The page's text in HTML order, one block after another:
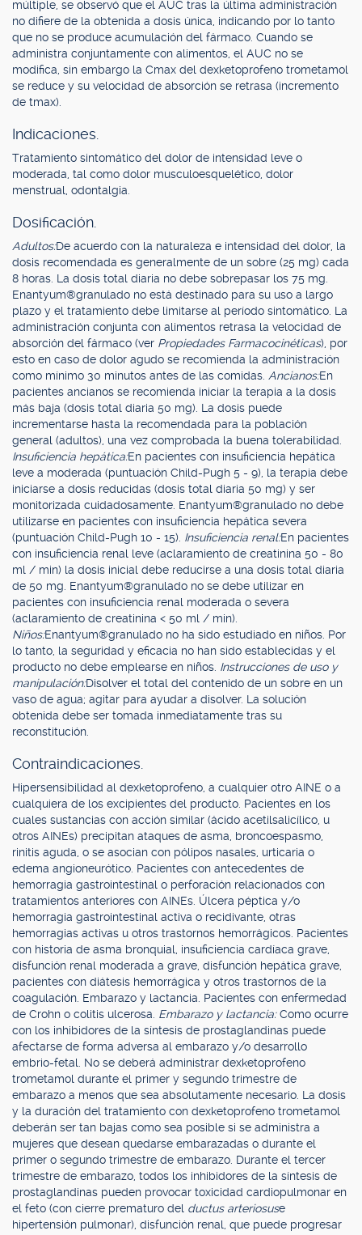
múltiple, se observó que el AUC tras la última administración
no difiere de la obtenida a dosis única, indicando por lo tanto
que no se produce acumulación del fármaco. Cuando se
administra conjuntamente con alimentos, el AUC no se
modifica, sin embargo la Cmax del dexketoprofeno trometamol
se reduce y su velocidad de absorción se retrasa (incremento
de tmax).
Indicaciones.
Tratamiento sintomático del dolor de intensidad leve o
moderada, tal como dolor musculoesquelético, dolor
menstrual, odontalgia.
Dosificación.
Adultos:De acuerdo con la naturaleza e intensidad del dolor, la
dosis recomendada es generalmente de un sobre (25 mg) cada
8 horas. La dosis total diaria no debe sobrepasar los 75 mg.
Enantyum®granulado no está destinado para su uso a largo
plazo y el tratamiento debe limitarse al período sintomático. La
administración conjunta con alimentos retrasa la velocidad de
absorción del fármaco (ver Propiedades Farmacocinéticas), por
esto en caso de dolor agudo se recomienda la administración
como mínimo 30 minutos antes de las comidas. Ancianos:En
pacientes ancianos se recomienda iniciar la terapia a la dosis
más baja (dosis total diaria 50 mg). La dosis puede
incrementarse hasta la recomendada para la población
general (adultos), una vez comprobada la buena tolerabilidad.
Insuficiencia hepática:En pacientes con insuficiencia hepática
leve a moderada (puntuación Child-Pugh 5 - 9), la terapia debe
iniciarse a dosis reducidas (dosis total diaria 50 mg) y ser
monitorizada cuidadosamente. Enantyum®granulado no debe
utilizarse en pacientes con insuficiencia hepática severa
(puntuación Child-Pugh 10 - 15). Insuficiencia renal:En pacientes
con insuficiencia renal leve (aclaramiento de creatinina 50 - 80
ml / min) la dosis inicial debe reducirse a una dosis total diaria
de 50 mg. Enantyum®granulado no se debe utilizar en
pacientes con insuficiencia renal moderada o severa
(aclaramiento de creatinina < 50 ml / min).
Niños:Enantyum®granulado no ha sido estudiado en niños. Por
lo tanto, la seguridad y eficacia no han sido establecidas y el
producto no debe emplearse en niños. Instrucciones de uso y
manipulación:Disolver el total del contenido de un sobre en un
vaso de agua; agitar para ayudar a disolver. La solución
obtenida debe ser tomada inmediatamente tras su
reconstitución.
Contraindicaciones.
Hipersensibilidad al dexketoprofeno, a cualquier otro AINE o a
cualquiera de los excipientes del producto. Pacientes en los
cuales sustancias con acción similar (ácido acetilsalicílico, u
otros AINEs) precipitan ataques de asma, broncoespasmo,
rinitis aguda, o se asocian con pólipos nasales, urticaria o
edema angioneurótico. Pacientes con antecedentes de
hemorragia gastrointestinal o perforación relacionados con
tratamientos anteriores con AINEs. Úlcera péptica y/o
hemorragia gastrointestinal activa o recidivante, otras
hemorragias activas u otros trastornos hemorrágicos. Pacientes
con historia de asma bronquial, insuficiencia cardíaca grave,
disfunción renal moderada a grave, disfunción hepática grave,
pacientes con diátesis hemorrágica y otros trastornos de la
coagulación. Embarazo y lactancia. Pacientes con enfermedad
de Crohn o colitis ulcerosa. Embarazo y lactancia:Como ocurre
con los inhibidores de la síntesis de prostaglandinas puede
afectarse de forma adversa al embarazo y/o desarrollo
embrio-fetal. No se deberá administrar dexketoprofeno
trometamol durante el primer y segundo trimestre de
embarazo a menos que sea absolutamente necesario. La dosis
y la duración del tratamiento con dexketoprofeno trometamol
deberán ser tan bajas como sea posible si se administra a
mujeres que desean quedarse embarazadas o durante el
primer o segundo trimestre de embarazo. Durante el tercer
trimestre de embarazo, todos los inhibidores de la síntesis de
prostaglandinas pueden provocar toxicidad cardiopulmonar en
el feto (con cierre prematuro del ductus arteriosuse
hipertensión pulmonar), disfunción renal, que puede progresar